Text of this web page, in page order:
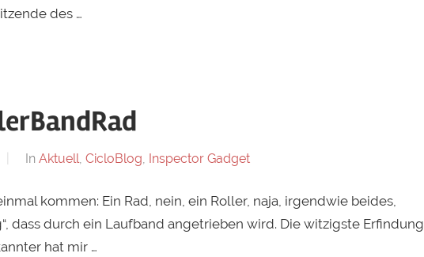
des …
In Aktuell, CicloBlog, Inspector Gadget
kommen: Ein Rad, nein, ein Roller, naja, irgendwie beides,
dass durch ein Laufband angetrieben wird. Die witzigste Erfindung
hat mir …